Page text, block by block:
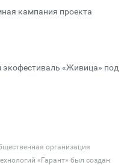
кампания проекта
«Живица» под
организация
«Гарант» был создан